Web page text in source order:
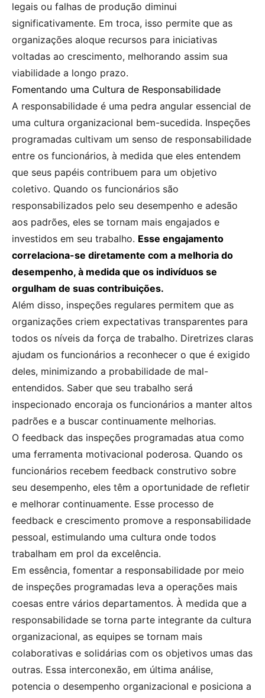
legais ou falhas de produção diminui
significativamente. Em troca, isso permite que as
organizações aloque recursos para iniciativas
voltadas ao crescimento, melhorando assim sua
viabilidade a longo prazo.
Fomentando uma Cultura de Responsabilidade
A responsabilidade é uma pedra angular essencial de
uma cultura organizacional bem-sucedida. Inspeções
programadas cultivam um senso de responsabilidade
entre os funcionários, à medida que eles entendem
que seus papéis contribuem para um objetivo
coletivo. Quando os funcionários são
responsabilizados pelo seu desempenho e adesão
aos padrões, eles se tornam mais engajados e
investidos em seu trabalho. Esse engajamento
correlaciona-se diretamente com a melhoria do
desempenho, à medida que os indivíduos se
orgulham de suas contribuições.
Além disso, inspeções regulares permitem que as
organizações criem expectativas transparentes para
todos os níveis da força de trabalho. Diretrizes claras
ajudam os funcionários a reconhecer o que é exigido
deles, minimizando a probabilidade de mal-
entendidos. Saber que seu trabalho será
inspecionado encoraja os funcionários a manter altos
padrões e a buscar continuamente melhorias.
O feedback das inspeções programadas atua como
uma ferramenta motivacional poderosa. Quando os
funcionários recebem feedback construtivo sobre
seu desempenho, eles têm a oportunidade de refletir
e melhorar continuamente. Esse processo de
feedback e crescimento promove a responsabilidade
pessoal, estimulando uma cultura onde todos
trabalham em prol da excelência.
Em essência, fomentar a responsabilidade por meio
de inspeções programadas leva a operações mais
coesas entre vários departamentos. À medida que a
responsabilidade se torna parte integrante da cultura
organizacional, as equipes se tornam mais
colaborativas e solidárias com os objetivos umas das
outras. Essa interconexão, em última análise,
potencia o desempenho organizacional e posiciona a